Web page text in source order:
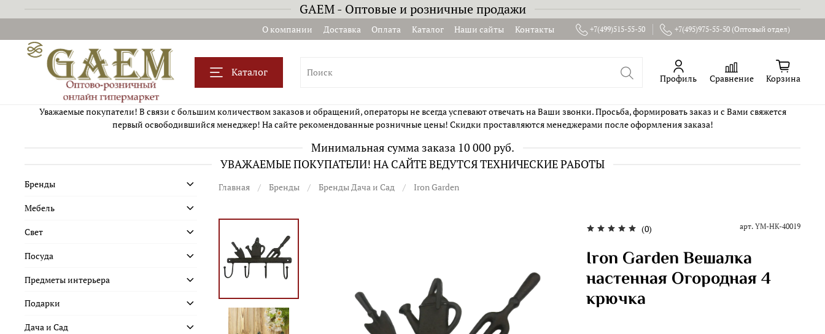
GAEM - Оптовые и розничные продажи
О компании Доставка Оплата Каталог Наши сайты Контакты +7(499)515-55-50 +7(495)975-55-50 (Оптовый отдел)
Каталог Профиль Сравнение Корзина
Уважаемые покупатели! В связи с большим количеством заказов и обращений, операторы не всегда успевают отвечать на Ваши звонки. Просьба, формировать заказ и с Вами свяжется
первый освободившийся менеджер! На сайте рекомендованные розничные цены! Скидки проставляются менеджерами после оформления заказа!
Минимальная сумма заказа 10 000 руб.
УВАЖАЕМЫЕ ПОКУПАТЕЛИ! НА САЙТЕ ВЕДУТСЯ ТЕХНИЧЕСКИЕ РАБОТЫ
Главная Бренды Бренды Дача и Сад Iron Garden
(0) арт. YM-HK-40019
Iron Garden Вешалка
настенная Огородная 4
крючка
Бренды
Мебель
Свет
Посуда
Предметы интерьера
Подарки
Дача и Сад